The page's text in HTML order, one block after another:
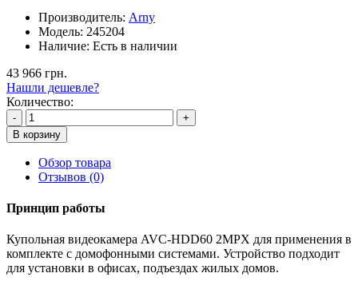
Производитель: Arny
Модель: 245204
Наличие: Есть в наличии
43 966 грн.
Нашли дешевле?
Количество:
-
+
В корзину
Обзор товара
Отзывов (0)
Принцип работы
Купольная видеокамера AVC-HDD60 2MPX для применения в
комплекте с домофонными системами. Устройство подходит
для установки в офисах, подъездах жилых домов.